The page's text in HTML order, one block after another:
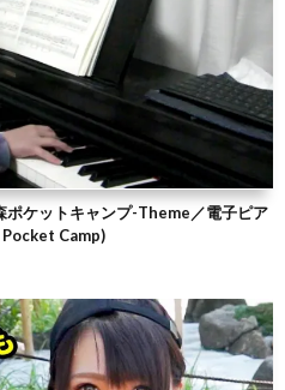
ポケットキャンプ-Theme／電子ピア
Camp)